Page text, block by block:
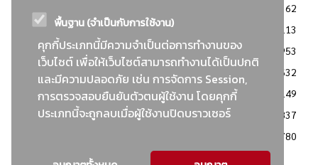
พื้นฐาน (จำเป็นกับการใช้งาน)
คุกกี้ประเภทนี้มีความจำเป็นต่อการทำงานของ
เว็บไซต์ เพื่อให้เว็บไซต์สามารถทำงานได้เป็นปกติ
และมีความปลอดภัย เช่น การจัดการ Session,
การตรวจสอบยืนยันตัวตนผู้ใช้งาน โดยคุกกี้
ประเภทนี้จะถูกลบเมื่อผู้ใช้งานปิดบราวเซอร์
2362
: วิธีเฉพาะเจาะจง
2113
ข่าวสาร/ประกาศ
1953
: เอกสารส่งเสริมความโปร่งใสในการจัดซื้อจัดจ้าง
1632
ข่าวสารจัดซื้อจัดจ้าง
1149
: แผนการจัดซื้อจัดจ้าง
837
780